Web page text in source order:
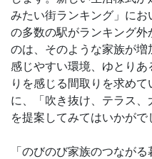
みたい街ランキング」に
の多数の駅がランキング
のは、そのような家族が
感じやすい環境、ゆとり
りを感じる間取りを求め
に、「吹き抜け、テラス
を提案してみてはいかがで
「のびのび家族のつなが